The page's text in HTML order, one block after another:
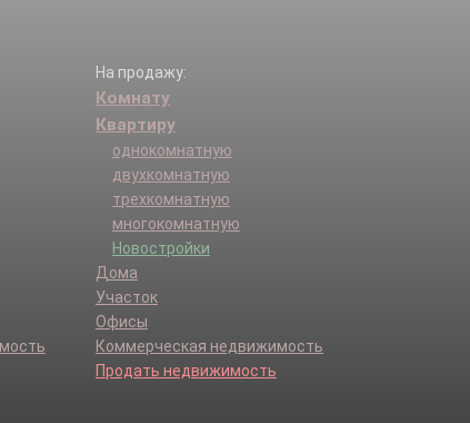
На продажу:
Комнату
Квартиру
однокомнатную
двухкомнатную
трехкомнатную
многокомнатную
Новостройки
Дома
Участок
Офисы
Коммерческая недвижимость
Продать недвижимость